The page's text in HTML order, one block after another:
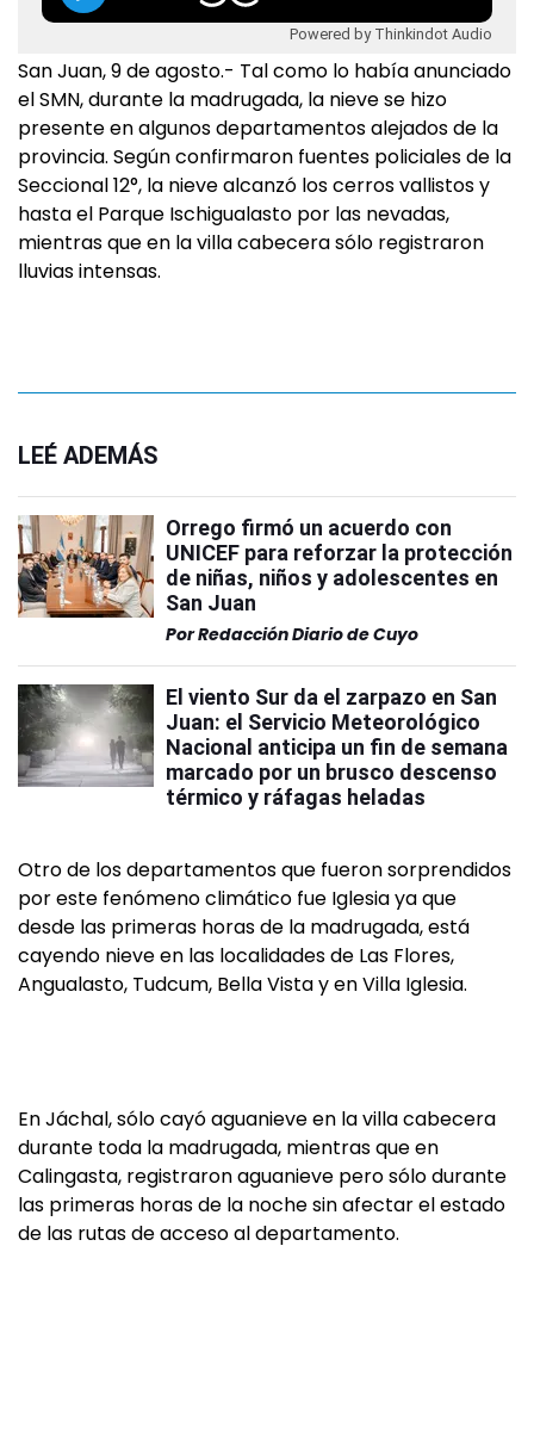
Powered by Thinkindot Audio
San Juan, 9 de agosto.- Tal como lo había anunciado
el SMN, durante la madrugada, la nieve se hizo
presente en algunos departamentos alejados de la
provincia. Según confirmaron fuentes policiales de la
Seccional 12°, la nieve alcanzó los cerros vallistos y
hasta el Parque Ischigualasto por las nevadas,
mientras que en la villa cabecera sólo registraron
lluvias intensas.
LEÉ ADEMÁS
Orrego firmó un acuerdo con
UNICEF para reforzar la protección
de niñas, niños y adolescentes en
San Juan
PorRedacción Diario de Cuyo
El viento Sur da el zarpazo en San
Juan: el Servicio Meteorológico
Nacional anticipa un fin de semana
marcado por un brusco descenso
térmico y ráfagas heladas
Otro de los departamentos que fueron sorprendidos
por este fenómeno climático fue Iglesia ya que
desde las primeras horas de la madrugada, está
cayendo nieve en las localidades de Las Flores,
Angualasto, Tudcum, Bella Vista y en Villa Iglesia.
En Jáchal, sólo cayó aguanieve en la villa cabecera
durante toda la madrugada, mientras que en
Calingasta, registraron aguanieve pero sólo durante
las primeras horas de la noche sin afectar el estado
de las rutas de acceso al departamento.